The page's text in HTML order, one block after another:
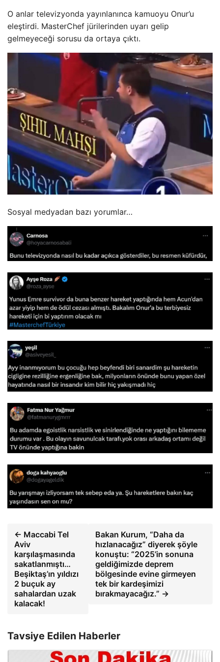
O anlar televizyonda yayınlanınca kamuoyu Onur’u
eleştirdi. MasterChef jürilerinden uyarı gelip
gelmeyeceği sorusu da ortaya çıktı.
Sosyal medyadan bazı yorumlar…
← Maccabi Tel
Aviv
karşılaşmasında
sakatlanmıştı…
Beşiktaş’ın yıldızı
2 buçuk ay
sahalardan uzak
kalacak!
Bakan Kurum, “Daha da
hızlanacağız” diyerek şöyle
konuştu: “2025’in sonuna
geldiğimizde deprem
bölgesinde evine girmeyen
tek bir kardeşimizi
bırakmayacağız.” →
Tavsiye Edilen Haberler